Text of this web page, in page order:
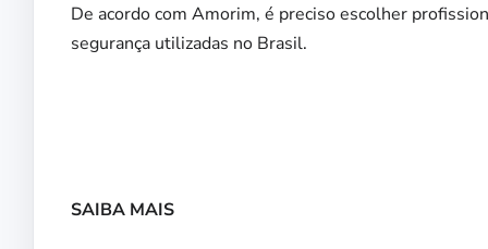
De acordo com Amorim, é preciso escolher
segurança utilizadas no Brasil.
SAIBA MAIS